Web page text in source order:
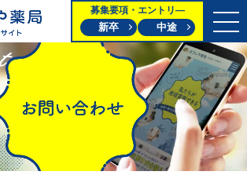
募集要項・エントリ―
新卒 中途